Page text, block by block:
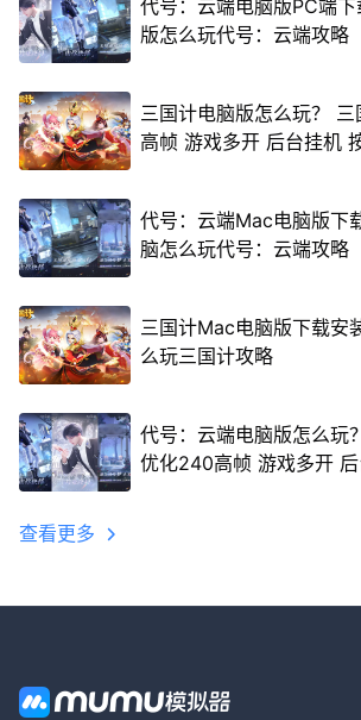
代号：云端电脑版PC端
版怎么玩代号：云端攻略
三国计电脑版怎么玩？
高帧 游戏多开 后台挂机
代号：云端Mac电脑版下
脑怎么玩代号：云端攻略
三国计Mac电脑版下载安
么玩三国计攻略
代号：云端电脑版怎么玩
优化240高帧 游戏多开
查看更多